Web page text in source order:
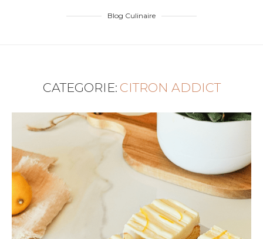
Blog Culinaire
CATEGORIE: CITRON ADDICT